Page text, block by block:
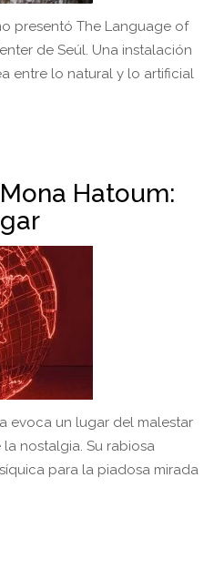
presentó The Language of
de Seúl. Una instalación
entre lo natural y lo artificial
Mona Hatoum:
evoca un lugar del malestar
nostalgia. Su rabiosa
para la piadosa mirada